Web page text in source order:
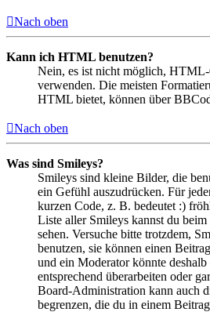
Nach oben
Kann ich HTML benutzen?
Nein, es ist nicht möglich,
verwenden. Die meisten
HTML bietet, können über
Nach oben
Was sind Smileys?
Smileys sind kleine Bilder, die
ein Gefühl auszudrücken. Für
kurzen Code, z. B. bedeutet :)
Liste aller Smileys kannst du beim
sehen. Versuche bitte trotzdem,
benutzen, sie können einen
und ein Moderator könnte
entsprechend überarbeiten oder
Board-Administration kann auch
begrenzen, die du in einem